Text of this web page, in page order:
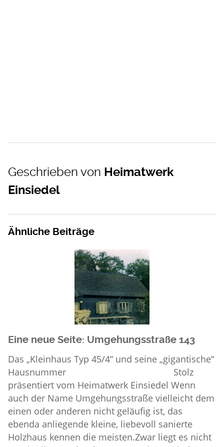
Geschrieben von Heimatwerk
Einsiedel
Ähnliche Beiträge
Eine neue Seite: Umgehungsstraße 143
Das „Kleinhaus Typ 45/4“ und seine „gigantische“
Hausnummer Stolz
präsentiert vom Heimatwerk Einsiedel Wenn
auch der Name Umgehungsstraße vielleicht dem
einen oder anderen nicht geläufig ist, das
ebenda anliegende kleine, liebevoll sanierte
Holzhaus kennen die meisten.Zwar liegt es nicht